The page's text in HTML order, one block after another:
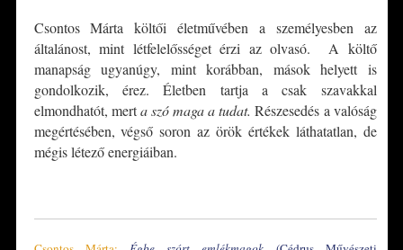
Csontos Márta költői életművében a személyesben az
általánost, mint létfelelősséget érzi az olvasó. A költő
manapság ugyanúgy, mint korábban, mások helyett is
gondolkozik, érez. Életben tartja a csak szavakkal
elmondhatót, merta szó maga a tudat. Részesedés a valóság
megértésében, végső soron az örök értékek láthatatlan, de
mégis létező energiáiban.